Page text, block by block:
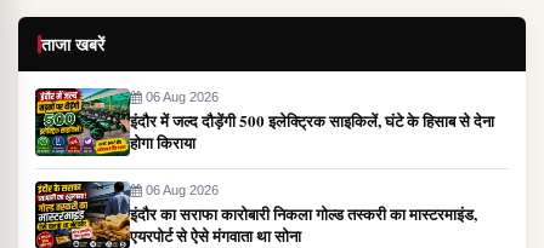
ताजा खबरें
06 Aug 2026
इंदौर में जल्द दौड़ेंगी 500 इलेक्ट्रिक साइकिलें, घंटे के हिसाब से देना
होगा किराया
06 Aug 2026
इंदौर का सराफा कारोबारी निकला गोल्ड तस्करी का मास्टरमाइंड,
एयरपोर्ट से ऐसे मंगवाता था सोना